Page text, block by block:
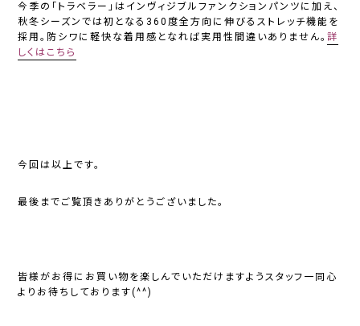
今季の「トラベラー」はインヴィジブルファンクションパンツに加え、
秋冬シーズンでは初となる360度全方向に伸びるストレッチ機能を
採用。防シワに軽快な着用感となれば実用性間違いありません。詳
しくはこちら
今回は以上です。
最後までご覧頂きありがとうございました。
皆様がお得にお買い物を楽しんでいただけますようスタッフ一同心
よりお待ちしております(^^)